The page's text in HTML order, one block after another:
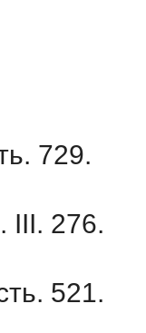
729.
III. 276.
521.